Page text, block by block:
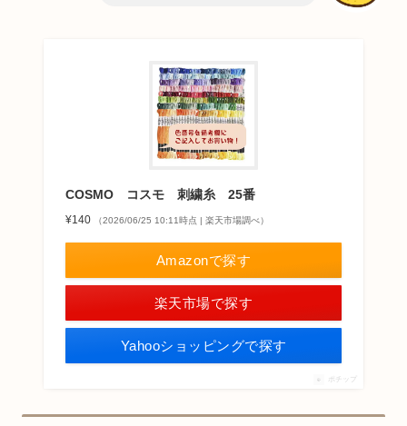
COSMO コスモ 刺繍糸 25番
¥140 （2026/06/25 10:11時点 | 楽天市場調べ）
Amazonで探す
楽天市場で探す
Yahooショッピングで探す
ポチップ